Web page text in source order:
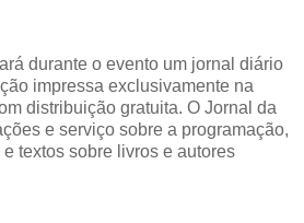
durante o evento um jornal diário
impressa exclusivamente na
distribuição gratuita. O Jornal da
e serviço sobre a programação,
textos sobre livros e autores